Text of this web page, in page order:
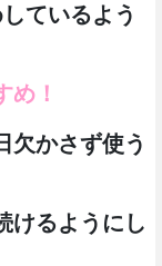
ているよう
め！
欠かさず使う
けるようにし